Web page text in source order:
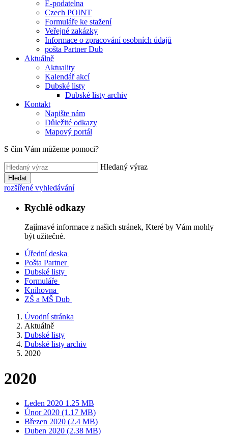
E-podatelna
Czech POINT
Formuláře ke stažení
Veřejné zakázky
Informace o zpracování osobních údajů
pošta Partner Dub
Aktuálně
Aktuality
Kalendář akcí
Dubské listy
Dubské listy archiv
Kontakt
Napište nám
Důležité odkazy
Mapový portál
S čím Vám můžeme pomoci?
Hledaný výraz
Hledat
rozšířené vyhledávání
Rychlé odkazy
Zajímavé informace z našich stránek, Které by Vám mohly
být užitečné.
Úřední deska
Pošta Partner
Dubské listy
Formuláře
Knihovna
ZŠ a MŠ Dub
Úvodní stránka
Aktuálně
Dubské listy
Dubské listy archiv
2020
2020
Leden 2020 1.25 MB
Únor 2020 (1.17 MB)
Březen 2020 (2.4 MB)
Duben 2020 (2.38 MB)